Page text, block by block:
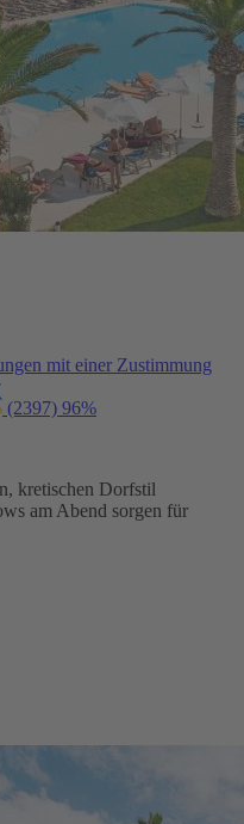
mit einer Zustimmung
(2397) 96%
kretischen Dorfstil
am Abend sorgen für